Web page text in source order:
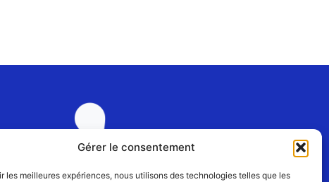
Gérer le consentement
les meilleures expériences, nous utilisons des technologies telles que les